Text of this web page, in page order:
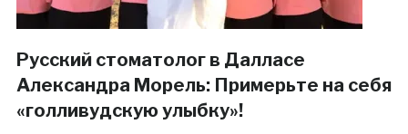
Русский стоматолог в Далласе
Александра Морель: Примерьте на себя
«голливудскую улыбку»!